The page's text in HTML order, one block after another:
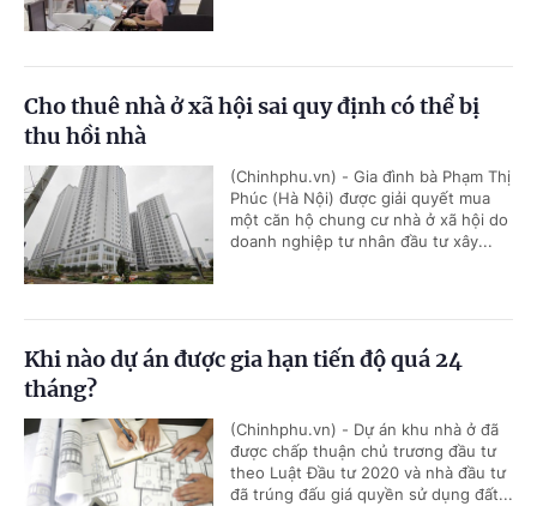
Cho thuê nhà ở xã hội sai quy định có thể bị
thu hồi nhà
(Chinhphu.vn) - Gia đình bà Phạm Thị
Phúc (Hà Nội) được giải quyết mua
một căn hộ chung cư nhà ở xã hội do
doanh nghiệp tư nhân đầu tư xây...
Khi nào dự án được gia hạn tiến độ quá 24
tháng?
(Chinhphu.vn) - Dự án khu nhà ở đã
được chấp thuận chủ trương đầu tư
theo Luật Đầu tư 2020 và nhà đầu tư
đã trúng đấu giá quyền sử dụng đất...